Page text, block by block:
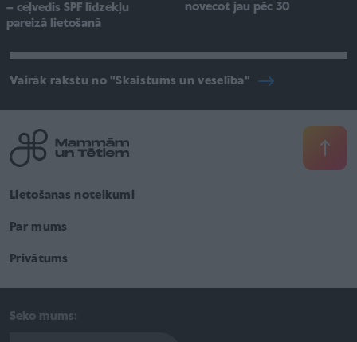
– ceļvedis SPF līdzekļu
pareizā lietošanā
novecot jau pēc 30
Vairāk rakstu no "Skaistums un veselība"
Lietošanas noteikumi
Par mums
Privātums
Seko mums: